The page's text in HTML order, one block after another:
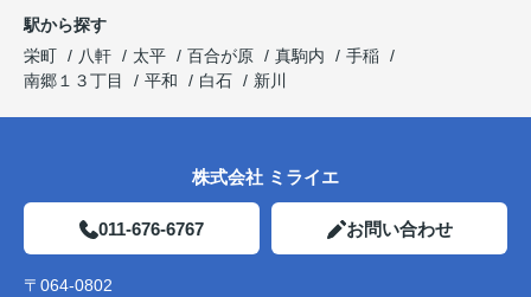
駅から探す
栄町
八軒 太平 百合が原 真駒内
手稲
南郷１３丁目
平和 白石 新川
株式会社 ミライエ
011-676-6767 お問い合わせ
〒064-0802